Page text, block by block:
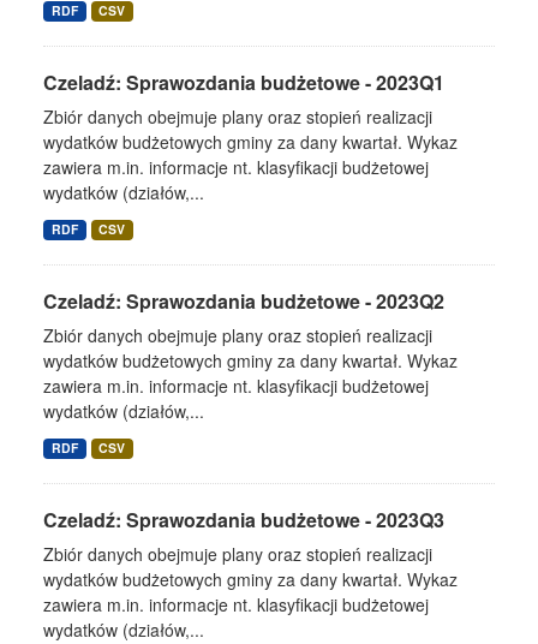
RDF CSV
Czeladź: Sprawozdania budżetowe - 2023Q1
Zbiór danych obejmuje plany oraz stopień realizacji
wydatków budżetowych gminy za dany kwartał. Wykaz
zawiera m.in. informacje nt. klasyfikacji budżetowej
wydatków (działów,...
RDF CSV
Czeladź: Sprawozdania budżetowe - 2023Q2
Zbiór danych obejmuje plany oraz stopień realizacji
wydatków budżetowych gminy za dany kwartał. Wykaz
zawiera m.in. informacje nt. klasyfikacji budżetowej
wydatków (działów,...
RDF CSV
Czeladź: Sprawozdania budżetowe - 2023Q3
Zbiór danych obejmuje plany oraz stopień realizacji
wydatków budżetowych gminy za dany kwartał. Wykaz
zawiera m.in. informacje nt. klasyfikacji budżetowej
wydatków (działów,...